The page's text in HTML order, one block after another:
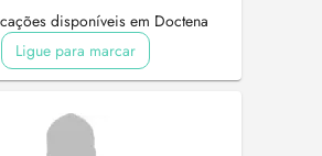
disponíveis em Doctena
Ligue para marcar